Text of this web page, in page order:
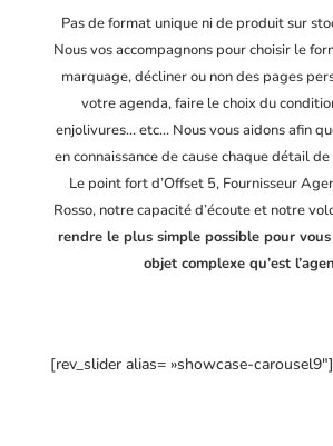
Pas de format unique ni de produit sur
Nous vos accompagnons pour choisir le
marquage, décliner ou non des pages
votre agenda, faire le choix du
enjolivures… etc… Nous vous aidons afin
en connaissance de cause chaque détail
Le point fort d’Offset 5, Fournisseur
Rosso, notre capacité d’écoute et notre
rendre le plus simple possible pour
objet complexe qu’est
[rev_slider alias= »showcase-